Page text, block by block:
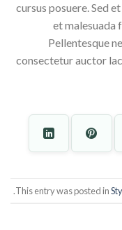
cursus posuere. Sed
et malesuada
Pellentesque
consectetur auctor
This entry was posted in
.